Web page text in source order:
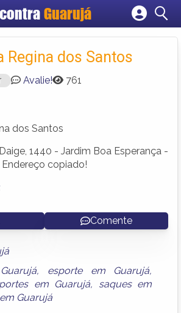
Guarujá
Cadastrar empresa
Criar conta
Regina dos Santos
Avalie! 761
dos Santos
1440 - Jardim Boa Esperança -
Endereço copiado!
Comente
, esporte em Guarujá,
em Guarujá, saques em
Guarujá